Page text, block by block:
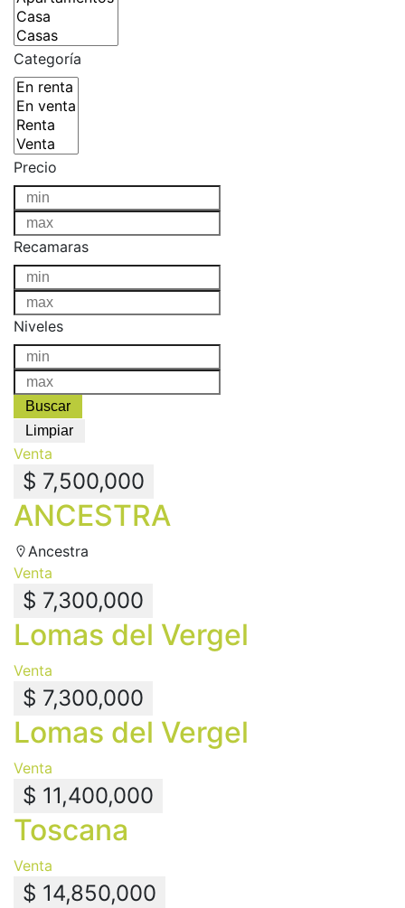
Categoría
Precio
Recamaras
Niveles
Venta
$ 7,500,000
ANCESTRA
Ancestra
Venta
$ 7,300,000
Lomas del Vergel
Venta
$ 7,300,000
Lomas del Vergel
Venta
$ 11,400,000
Toscana
Venta
$ 14,850,000